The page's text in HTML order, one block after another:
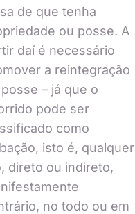
de que tenha
ou posse. A
daí é necessário
a reintegração
– já que o
pode ser
como
isto é, qualquer
direto ou indireto,
no todo ou em